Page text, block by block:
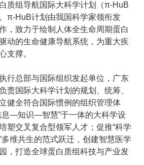
质组导航国际大科学计划（π-HuB
π-HuB计划由我国科学家领衔发
，致力于绘制人体全生命周期蛋白
动的生命健康导航系统，为重大疾
支撑。
行总部与国际组织发起单位，广东
责国际大科学计划 的规划、统筹、
健全符合国际惯例的组织管理体
—知识—智慧”于一体的大科学设
塑交叉复合型领军人才；促推“科学
维共生的范式跃迁，创建智慧医学
，打造全球蛋白质组科技与产业发